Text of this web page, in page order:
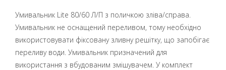
Умивальник Lite 80/60 Л/П з поличкою зліва/справа.
Умивальник не оснащений переливом, тому необхідно
використовувати фіксовану зливну решітку, що запобігає
переливу води. Умивальник призначений для
використання з вбудованим змішувачем. У комплект